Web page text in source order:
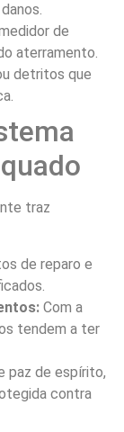
de
aterramento.
detritos que
traz
de reparo e
Com a
tendem a ter
paz de espírito,
contra